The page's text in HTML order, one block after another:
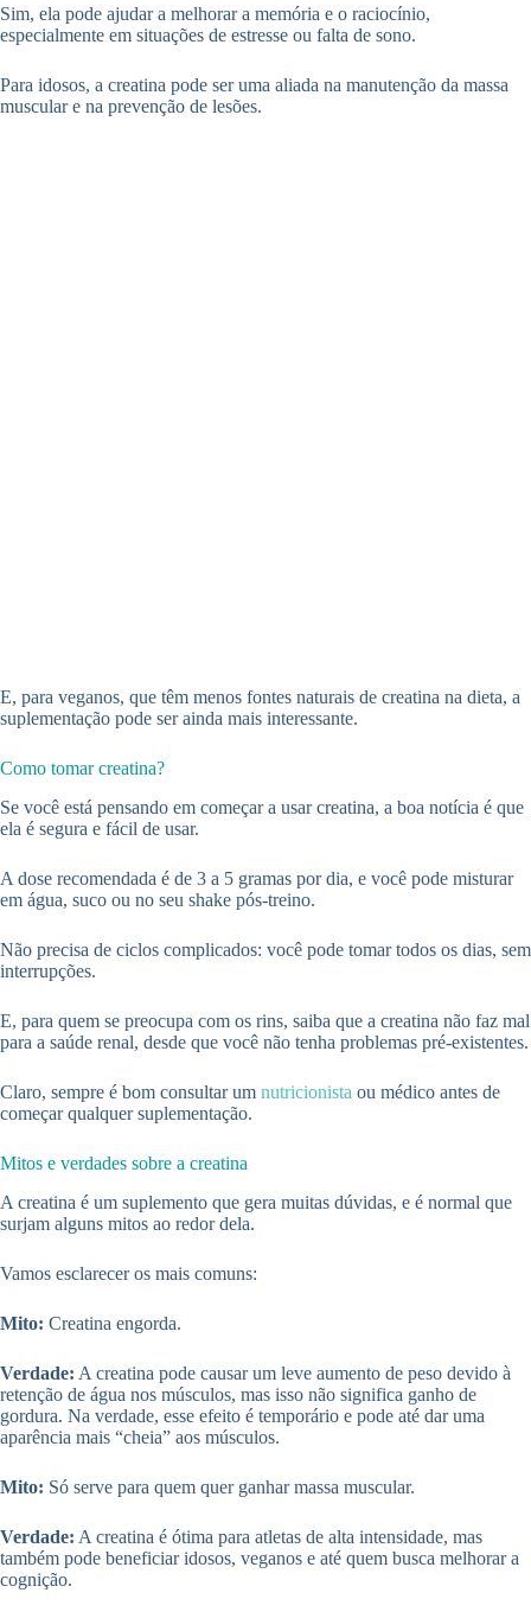
Sim, ela pode ajudar a melhorar a memória e o raciocínio,
especialmente em situações de estresse ou falta de sono.
Para idosos, a creatina pode ser uma aliada na manutenção da massa
muscular e na prevenção de lesões.
E, para veganos, que têm menos fontes naturais de creatina na dieta, a
suplementação pode ser ainda mais interessante.
Como tomar creatina?
Se você está pensando em começar a usar creatina, a boa notícia é que
ela é segura e fácil de usar.
A dose recomendada é de 3 a 5 gramas por dia, e você pode misturar
em água, suco ou no seu shake pós-treino.
Não precisa de ciclos complicados: você pode tomar todos os dias, sem
interrupções.
E, para quem se preocupa com os rins, saiba que a creatina não faz mal
para a saúde renal, desde que você não tenha problemas pré-existentes.
Claro, sempre é bom consultar um nutricionista ou médico antes de
começar qualquer suplementação.
Mitos e verdades sobre a creatina
A creatina é um suplemento que gera muitas dúvidas, e é normal que
surjam alguns mitos ao redor dela.
Vamos esclarecer os mais comuns:
Mito: Creatina engorda.
Verdade: A creatina pode causar um leve aumento de peso devido à
retenção de água nos músculos, mas isso não significa ganho de
gordura. Na verdade, esse efeito é temporário e pode até dar uma
aparência mais “cheia” aos músculos.
Mito: Só serve para quem quer ganhar massa muscular.
Verdade: A creatina é ótima para atletas de alta intensidade, mas
também pode beneficiar idosos, veganos e até quem busca melhorar a
cognição.